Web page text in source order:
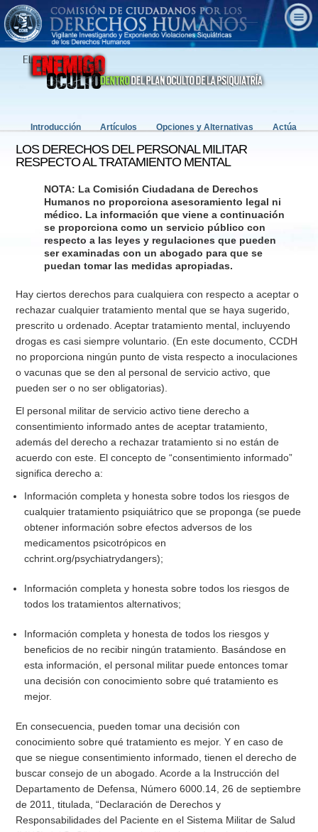
Actúa
Opciones y Alternativas
Artículos
Introducción
LOS DERECHOS DEL PERSONAL MILITAR
RESPECTO AL TRATAMIENTO MENTAL
NOTA: La Comisión Ciudadana de Derechos
Humanos no proporciona asesoramiento legal ni
médico. La información que viene a continuación
se proporciona como un servicio público con
respecto a las leyes y regulaciones que pueden
ser examinadas con un abogado para que se
puedan tomar las medidas apropiadas.
Hay ciertos derechos para cualquiera con respecto a aceptar o
rechazar cualquier tratamiento mental que se haya sugerido,
prescrito u ordenado. Aceptar tratamiento mental, incluyendo
drogas es casi siempre voluntario. (En este documento, CCDH
no proporciona ningún punto de vista respecto a inoculaciones
o vacunas que se den al personal de servicio activo, que
pueden ser o no ser obligatorias).
El personal militar de servicio activo tiene derecho a
consentimiento informado antes de aceptar tratamiento,
además del derecho a rechazar tratamiento si no están de
acuerdo con este. El concepto de “consentimiento informado”
significa derecho a:
Información completa y honesta sobre todos los riesgos de
cualquier tratamiento psiquiátrico que se proponga (se puede
obtener información sobre efectos adversos de los
medicamentos psicotrópicos en
cchrint.org/psychiatrydangers);
Información completa y honesta sobre todos los riesgos de
todos los tratamientos alternativos;
Información completa y honesta de todos los riesgos y
beneficios de no recibir ningún tratamiento. Basándose en
esta información, el personal militar puede entonces tomar
una decisión con conocimiento sobre qué tratamiento es
mejor.
En consecuencia, pueden tomar una decisión con
conocimiento sobre qué tratamiento es mejor. Y en caso de
que se niegue consentimiento informado, tienen el derecho de
buscar consejo de un abogado. Acorde a la Instrucción del
Departamento de Defensa, Número 6000.14, 26 de septiembre
de 2011, titulada, “Declaración de Derechos y
Responsabilidades del Paciente en el Sistema Militar de Salud